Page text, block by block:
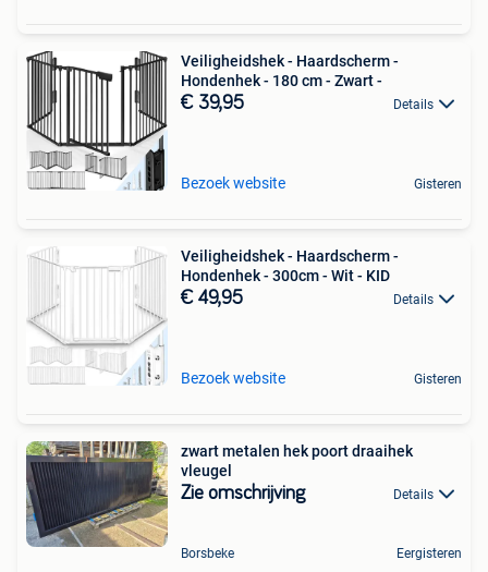
Veiligheidshek - Haardscherm -
Hondenhek - 180 cm - Zwart -
€ 39,95 Details
Bezoek website Gisteren
Veiligheidshek - Haardscherm -
Hondenhek - 300cm - Wit - KID
€ 49,95 Details
Bezoek website Gisteren
zwart metalen hek poort draaihek
vleugel
Zie omschrijving Details
Borsbeke Eergisteren